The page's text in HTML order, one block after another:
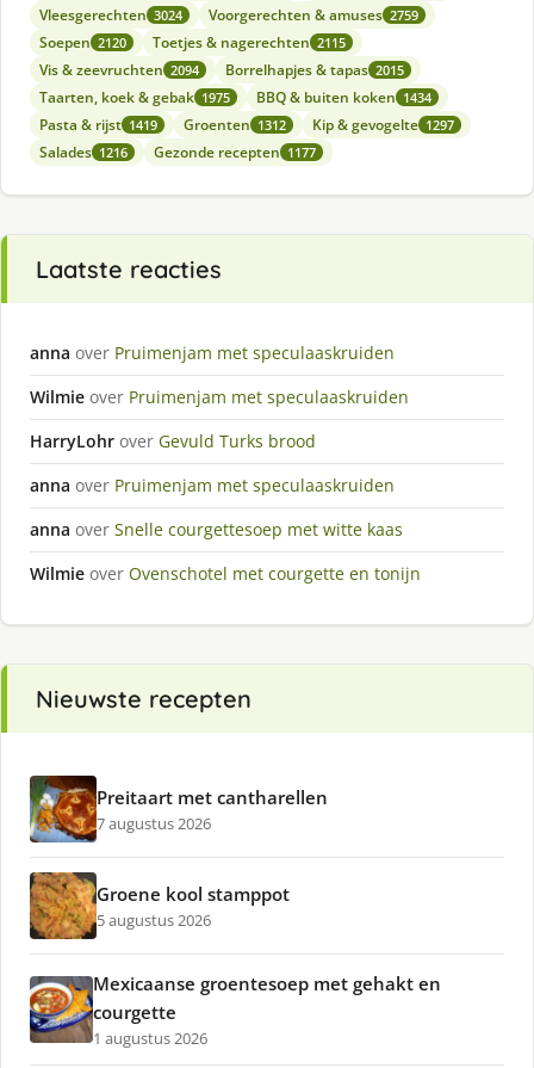
Vleesgerechten 3024 Voorgerechten & amuses 2759
Soepen 2120 Toetjes & nagerechten 2115
Vis & zeevruchten 2094 Borrelhapjes & tapas 2015
Taarten, koek & gebak 1975 BBQ & buiten koken 1434
Pasta & rijst 1419 Groenten 1312 Kip & gevogelte 1297
Salades 1216 Gezonde recepten 1177
Laatste reacties
anna over Pruimenjam met speculaaskruiden
Wilmie over Pruimenjam met speculaaskruiden
HarryLohr over Gevuld Turks brood
anna over Pruimenjam met speculaaskruiden
anna over Snelle courgettesoep met witte kaas
Wilmie over Ovenschotel met courgette en tonijn
Nieuwste recepten
Preitaart met cantharellen
7 augustus 2026
Groene kool stamppot
5 augustus 2026
Mexicaanse groentesoep met gehakt en
courgette
1 augustus 2026